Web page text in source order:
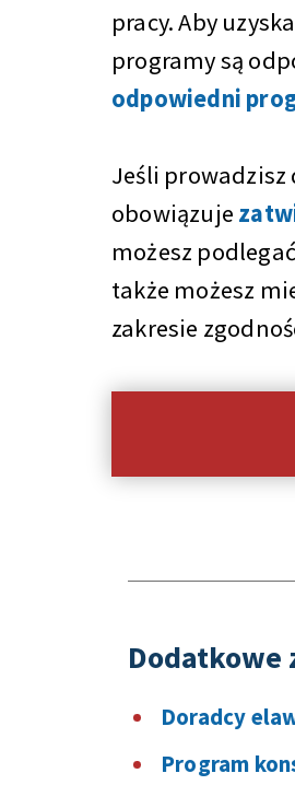
pracy. Aby
programy są
odpowiedni
Jeśli prowadzisz
obowiązuje
możesz
także możesz
zakresie
Dodatkowe
Doradcy
Program